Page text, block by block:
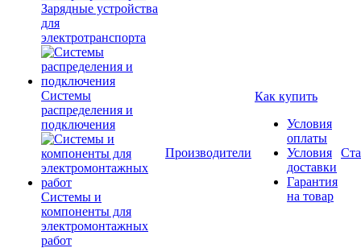
Зарядные устройства
для
электротранспорта
Системы
распределения и
подключения
Системы и
компоненты для
электромонтажных
работ
Производители
Как купить
Условия
оплаты
Условия
доставки
Гарантия
на товар